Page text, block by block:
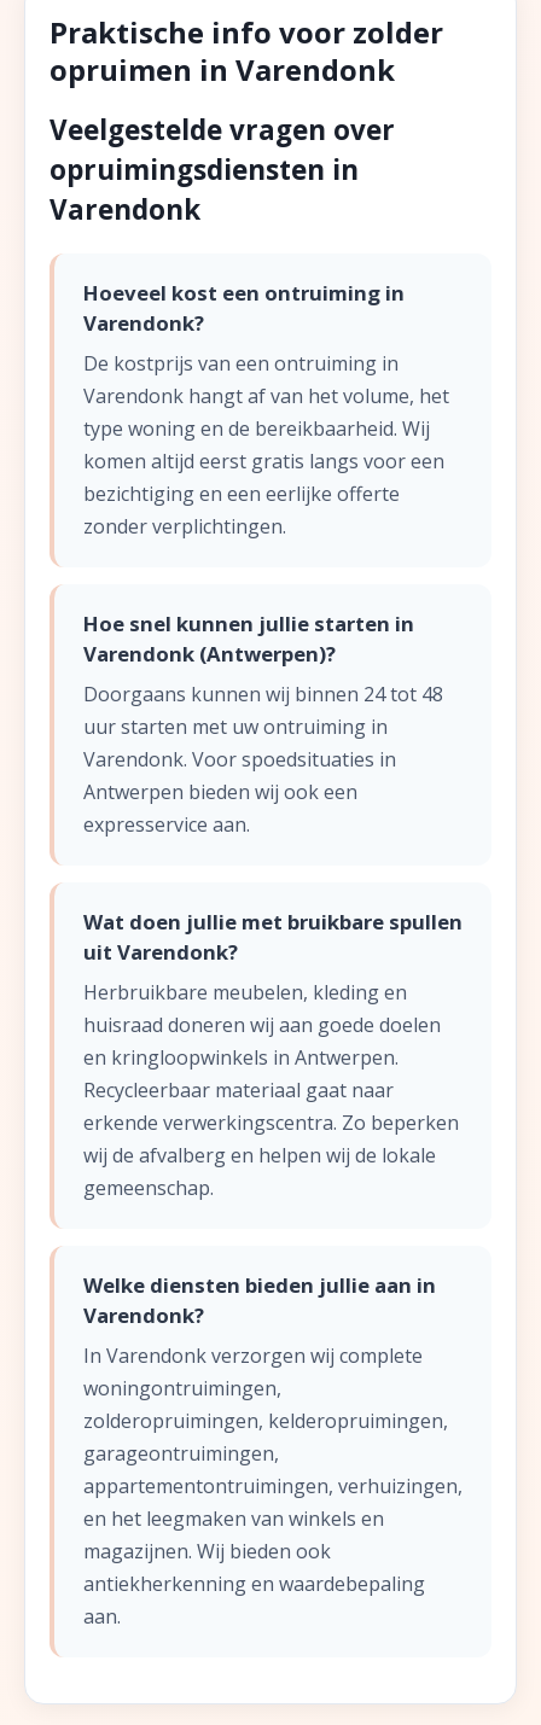
Praktische info voor zolder
opruimen in Varendonk
Veelgestelde vragen over
opruimingsdiensten in
Varendonk
Hoeveel kost een ontruiming in
Varendonk?
De kostprijs van een ontruiming in
Varendonk hangt af van het volume, het
type woning en de bereikbaarheid. Wij
komen altijd eerst gratis langs voor een
bezichtiging en een eerlijke offerte
zonder verplichtingen.
Hoe snel kunnen jullie starten in
Varendonk (Antwerpen)?
Doorgaans kunnen wij binnen 24 tot 48
uur starten met uw ontruiming in
Varendonk. Voor spoedsituaties in
Antwerpen bieden wij ook een
expresservice aan.
Wat doen jullie met bruikbare spullen
uit Varendonk?
Herbruikbare meubelen, kleding en
huisraad doneren wij aan goede doelen
en kringloopwinkels in Antwerpen.
Recycleerbaar materiaal gaat naar
erkende verwerkingscentra. Zo beperken
wij de afvalberg en helpen wij de lokale
gemeenschap.
Welke diensten bieden jullie aan in
Varendonk?
In Varendonk verzorgen wij complete
woningontruimingen,
zolderopruimingen, kelderopruimingen,
garageontruimingen,
appartementontruimingen, verhuizingen,
en het leegmaken van winkels en
magazijnen. Wij bieden ook
antiekherkenning en waardebepaling
aan.